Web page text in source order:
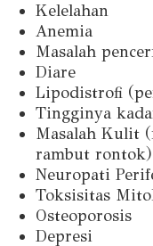
Kelelahan
Anemia
Masalah
Diare
Lipodistrofi
Tingginya
Masalah Kulit
rambut rontok)
Neuropati
Toksisitas
Osteoporosis
Depresi